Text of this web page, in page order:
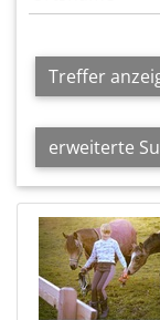
Treffer
erweiterte